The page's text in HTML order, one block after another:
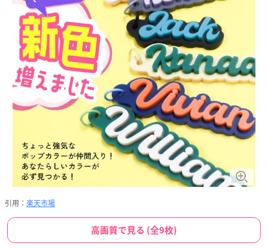
引用： 楽天市場
高画質で見る (全9枚)